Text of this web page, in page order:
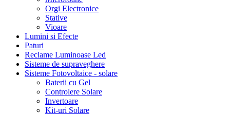
Orgi Electronice
Stative
Vioare
Lumini si Efecte
Paturi
Reclame Luminoase Led
Sisteme de supraveghere
Sisteme Fotovoltaice - solare
Baterii cu Gel
Controlere Solare
Invertoare
Kit-uri Solare